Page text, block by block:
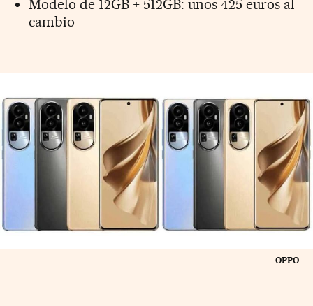
Modelo de 12GB + 512GB: unos 425 euros al
cambio
OPPO